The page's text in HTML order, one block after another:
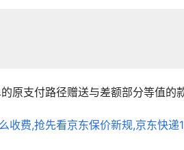
原支付路径赠送与差额部分等值的款